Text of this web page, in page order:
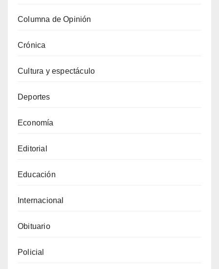
Columna de Opinión
Crónica
Cultura y espectáculo
Deportes
Economía
Editorial
Educación
Internacional
Obituario
Policial